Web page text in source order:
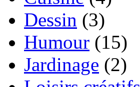
Dessin (3)
Humour (15)
Jardinage (2)